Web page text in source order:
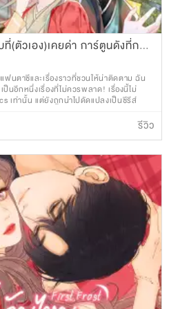
รีวิว ฉันกลายเป็นตัวประกอบที่(ตัวเอง)เคยด่า การ์ตูนดังที่กลายเป็นซีรีส์ ดารารักนิรันดร์
นตาซีและเรื่องราวที่ชวนให้น่าติดตาม ฉัน
นอีกหนึ่งเรื่องที่ไม่ควรพลาด! เรื่องนี้ไม่
เท่านั้น แต่ยังถูกนำไปดัดแปลงเป็นซีรีส์
รีวิว